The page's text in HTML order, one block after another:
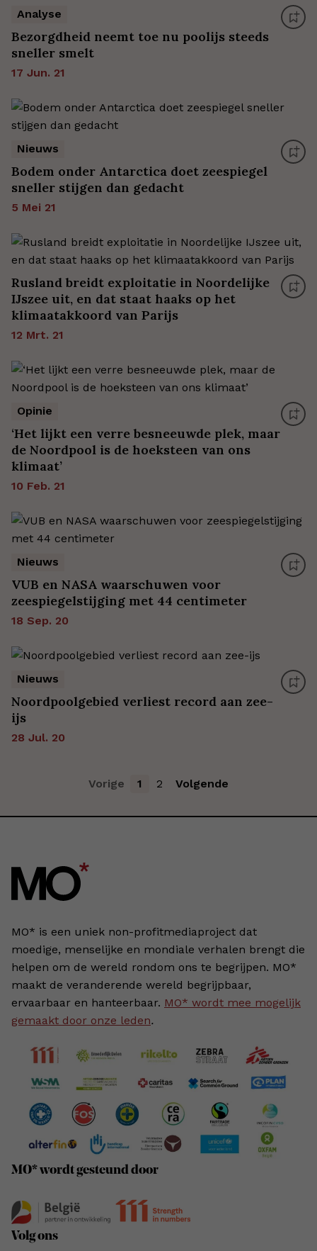
Analyse
Bezorgdheid neemt toe nu poolijs steeds
sneller smelt
17 Jun. 21
Nieuws
Bodem onder Antarctica doet zeespiegel
sneller stijgen dan gedacht
5 Mei 21
Rusland breidt exploitatie in Noordelijke
IJszee uit, en dat staat haaks op het
klimaatakkoord van Parijs
12 Mrt. 21
Opinie
‘Het lijkt een verre besneeuwde plek, maar
de Noordpool is de hoeksteen van ons
klimaat’
10 Feb. 21
Nieuws
VUB en NASA waarschuwen voor
zeespiegelstijging met 44 centimeter
18 Sep. 20
Nieuws
Noordpoolgebied verliest record aan zee-
ijs
28 Jul. 20
Vorige 1 2 Volgende
MO* is een uniek non-profitmediaproject dat
moedige, menselijke en mondiale verhalen brengt die
helpen om de wereld rondom ons te begrijpen. MO*
maakt de veranderende wereld begrijpbaar,
ervaarbaar en hanteerbaar. MO* wordt mee mogelijk
gemaakt door onze leden.
MO* wordt gesteund door
Volg ons